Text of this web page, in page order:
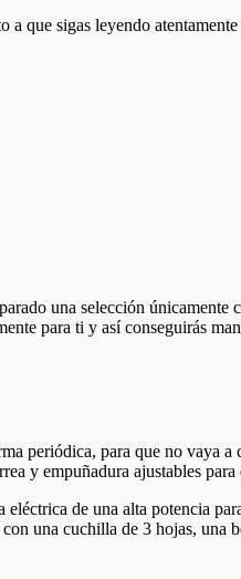
a que sigas leyendo
una selección
para ti y así conseguirás
periódica, para que no vaya a
y empuñadura ajustables
eléctrica de una alta potencia
una cuchilla de 3 hojas, una